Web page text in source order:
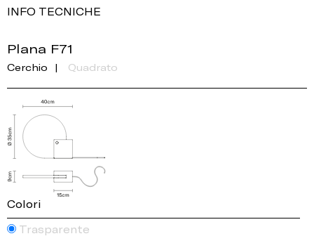
INFO TECNICHE
Plana F71
Cerchio Quadrato
Colori
Trasparente